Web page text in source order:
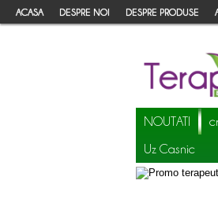
ACASA DESPRE NOI DESPRE PRODUSE
NOUTATI
Uz Casnic